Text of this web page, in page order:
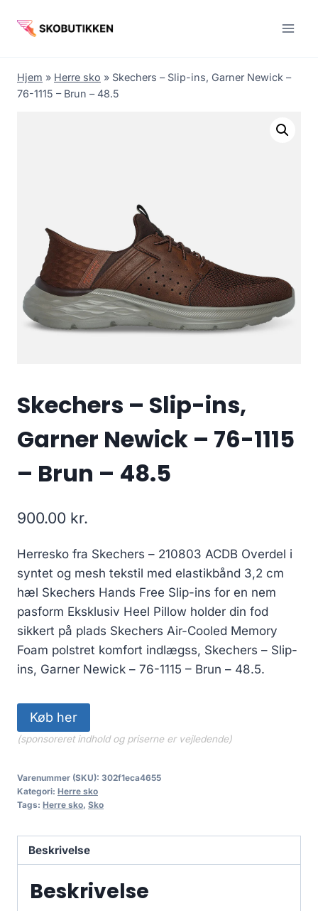
Hjem » Herre sko » Skechers – Slip-ins, Garner Newick –
76-1115 – Brun – 48.5
Skechers – Slip-ins,
Garner Newick – 76-1115
– Brun – 48.5
900.00 kr.
Herresko fra Skechers – 210803 ACDB Overdel i
syntet og mesh tekstil med elastikbånd 3,2 cm
hæl Skechers Hands Free Slip-ins for en nem
pasform Eksklusiv Heel Pillow holder din fod
sikkert på plads Skechers Air-Cooled Memory
Foam polstret komfort indlægss, Skechers – Slip-
ins, Garner Newick – 76-1115 – Brun – 48.5.
Køb her
(sponsoreret indhold og priserne er vejledende)
Varenummer (SKU): 302f1eca4655
Kategori: Herre sko
Tags: Herre sko, Sko
Beskrivelse
Beskrivelse